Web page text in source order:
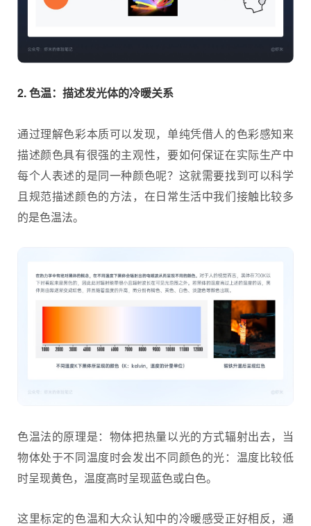
2. 色温：描述发光体的冷暖关系
通过理解色彩本质可以发现，单纯凭借人的色彩感知来
描述颜色具有很强的主观性，要如何保证在实际生产中
每个人表述的是同一种颜色呢？这就需要找到可以科学
且规范描述颜色的方法，在日常生活中我们接触比较多
的是色温法。
色温法的原理是：物体把热量以光的方式辐射出去，当
物体处于不同温度时会发出不同颜色的光：温度比较低
时呈现黄色，温度高时呈现蓝色或白色。
这里标定的色温和大众认知中的冷暖感受正好相反，通